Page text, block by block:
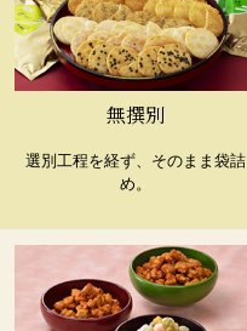
無撰別
選別工程を経ず、そのまま袋詰
め。